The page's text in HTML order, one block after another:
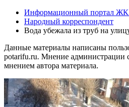
Информационный портал
Народный корреспондент
Вода убежала из труб на
Данные материалы написаны
potarifu.ru. Мнение администрации
мнением автора материала.